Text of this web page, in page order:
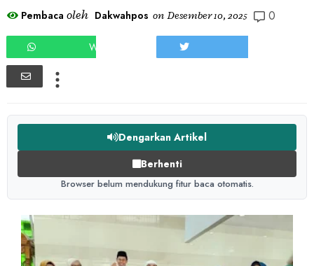
Pembaca oleh Dakwahpos on Desember 10, 2025 0
WHATSAPP
Dengarkan Artikel
Berhenti
Browser belum mendukung fitur baca otomatis.